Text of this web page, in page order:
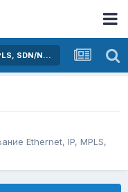
Активное оборудование Ethernet, IP, MPLS, SDN/NFV...
Ethernet, IP, MPLS,